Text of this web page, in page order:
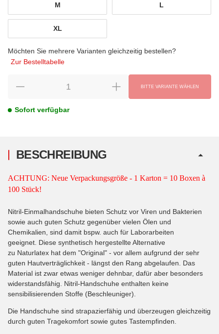
M
M
L
L
XL
XL
Möchten Sie mehrere Varianten gleichzeitig bestellen?
Zur Bestelltabelle
BITTE VARIANTE WÄHLEN
Sofort verfügbar
BESCHREIBUNG
ACHTUNG: Neue Verpackungsgröße - 1 Karton = 10 Boxen à
100 Stück!
Nitril-Einmalhandschuhe bieten Schutz vor Viren und Bakterien
sowie auch guten Schutz gegenüber vielen Ölen und
Chemikalien, sind damit bspw. auch für Laborarbeiten
geeignet. Diese synthetisch hergestellte Alternative
zu Naturlatex hat dem "Original" - vor allem aufgrund der sehr
guten Hautverträglichkeit - längst den Rang abgelaufen. Das
Material ist zwar etwas weniger dehnbar, dafür aber besonders
widerstandsfähig. Nitril-Handschuhe enthalten keine
sensibilisierenden Stoffe (Beschleuniger).
Die Handschuhe sind strapazierfähig und überzeugen gleichzeitig
durch guten Tragekomfort sowie gutes Tastempfinden.